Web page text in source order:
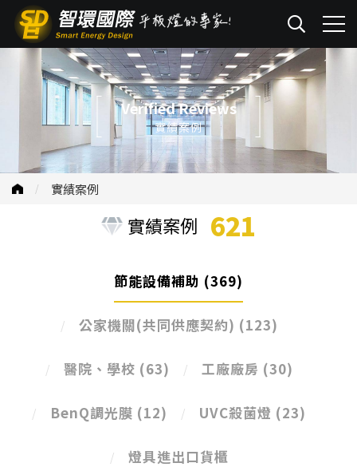
Verified Reviews
實績案例
實績案例
實績案例 621
節能設備補助 (369)
公家機關(共同供應契約) (123)
醫院、學校 (63) 工廠廠房 (30)
BenQ調光膜 (12) UVC殺菌燈 (23)
燈具進出口貨櫃